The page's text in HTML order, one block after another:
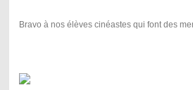
Bravo à nos élèves cinéastes qui font des